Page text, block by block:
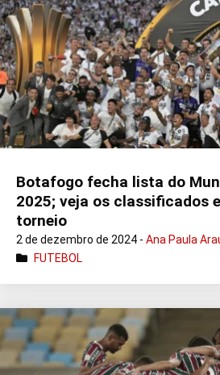
Botafogo fecha lista do
2025; veja os classificados
torneio
2 de dezembro de 2024 - Ana Paula
FUTEBOL